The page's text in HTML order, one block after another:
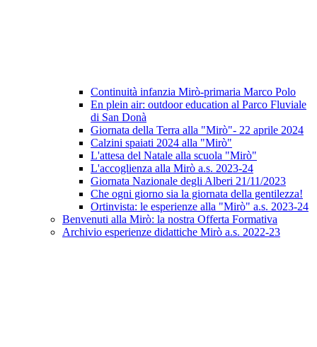
Continuità infanzia Mirò-primaria Marco Polo
En plein air: outdoor education al Parco Fluviale
di San Donà
Giornata della Terra alla "Mirò"- 22 aprile 2024
Calzini spaiati 2024 alla "Mirò"
L'attesa del Natale alla scuola "Mirò"
L'accoglienza alla Mirò a.s. 2023-24
Giornata Nazionale degli Alberi 21/11/2023
Che ogni giorno sia la giornata della gentilezza!
Ortinvista: le esperienze alla "Mirò" a.s. 2023-24
Benvenuti alla Mirò: la nostra Offerta Formativa
Archivio esperienze didattiche Mirò a.s. 2022-23